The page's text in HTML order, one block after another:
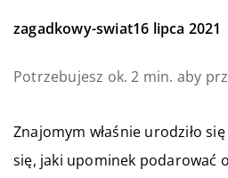
zagadkowy-swiat16 lipca 2021
Potrzebujesz ok. 2 min. aby
Znajomym właśnie urodziło
się, jaki upominek podarować